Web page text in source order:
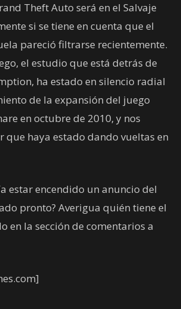
Theft Auto será en el Salvaje
si se tiene en cuenta que el
pareció filtrarse recientemente.
el estudio que está detrás de
ha estado en silencio radial
de la expansión del juego
en octubre de 2010, y nos
que haya estado dando vueltas en
estar encendido un anuncio del
pronto? Averigua quién tiene el
en la sección de comentarios a